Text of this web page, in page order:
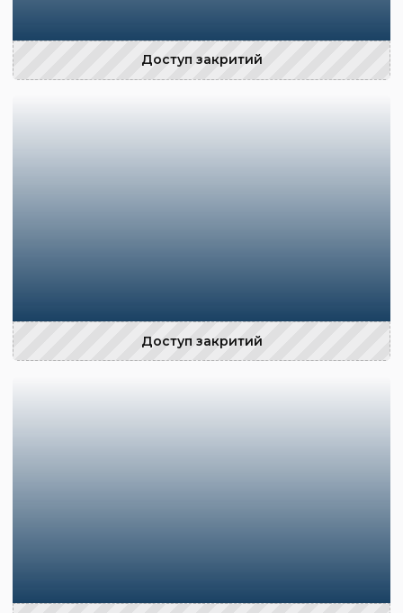
Доступ закритий
Доступ закритий